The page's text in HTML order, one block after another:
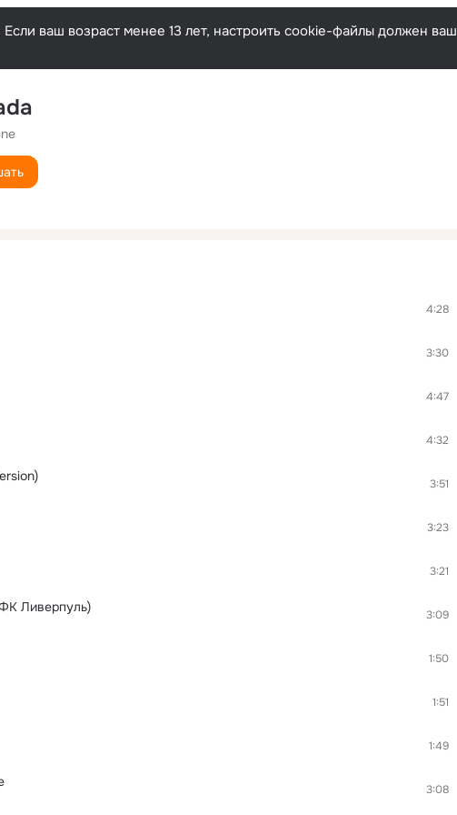
ваш возраст менее 13 лет, настроить cookie-файлы должен ваш
4:28
3:30
4:47
4:32
3:51
3:23
3:21
Ливерпуль) 3:09
1:50
1:51
1:49
3:08